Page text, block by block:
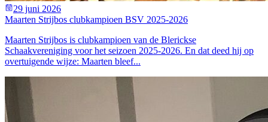
29 juni 2026
Maarten Strijbos clubkampioen BSV 2025-2026
Maarten Strijbos is clubkampioen van de Blerickse
Schaakvereniging voor het seizoen 2025-2026. En dat deed hij op
overtuigende wijze: Maarten bleef...